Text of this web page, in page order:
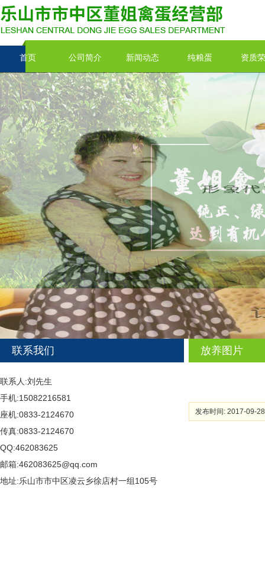
首页 公司简介 新闻动态 纯粮蛋 资质
联系我们
联系人:刘先生
手机:15082216581
座机:0833-2124670
传真:0833-2124670
QQ:462083625
邮箱:462083625@qq.com
地址:乐山市市中区凌云乡徐店村一组105号
放养图片
发布时间: 2017-09-